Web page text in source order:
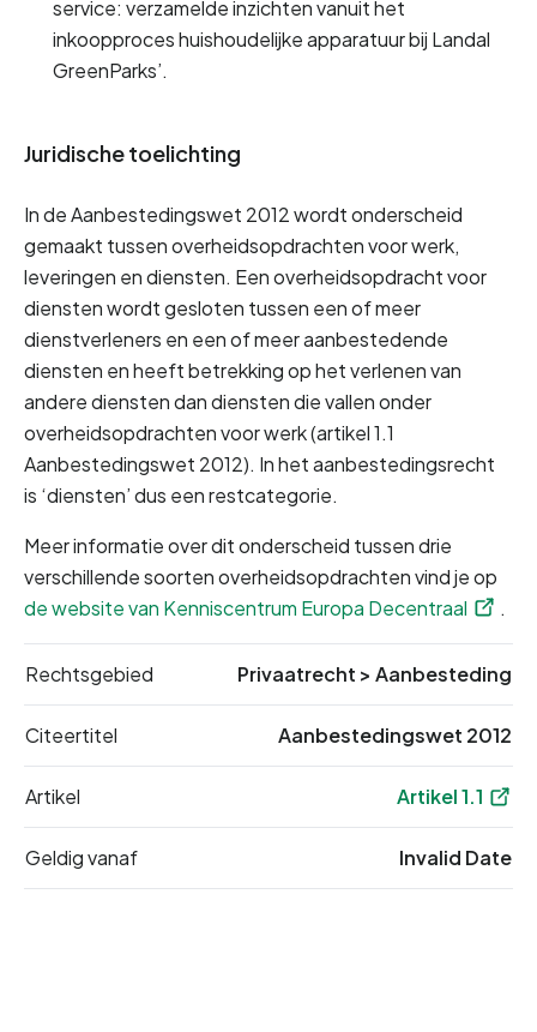
service: verzamelde inzichten vanuit het
inkoopproces huishoudelijke apparatuur bij Landal
GreenParks’.
Juridische toelichting
In de Aanbestedingswet 2012 wordt onderscheid
gemaakt tussen overheidsopdrachten voor werk,
leveringen en diensten. Een overheidsopdracht voor
diensten wordt gesloten tussen een of meer
dienstverleners en een of meer aanbestedende
diensten en heeft betrekking op het verlenen van
andere diensten dan diensten die vallen onder
overheidsopdrachten voor werk (artikel 1.1
Aanbestedingswet 2012). In het aanbestedingsrecht
is ‘diensten’ dus een restcategorie.
Meer informatie over dit onderscheid tussen drie
verschillende soorten overheidsopdrachten vind je op
de website van Kenniscentrum Europa Decentraal
.
Rechtsgebied Privaatrecht > Aanbesteding
Citeertitel Aanbestedingswet 2012
Artikel Artikel 1.1
Geldig vanaf Invalid Date